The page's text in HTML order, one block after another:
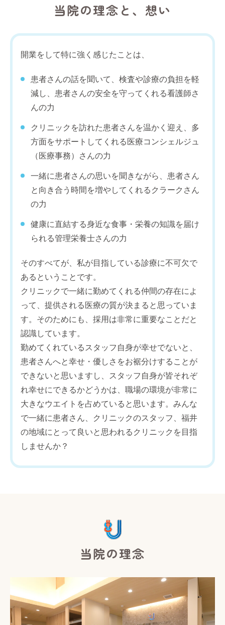
当院の理念と、想い
開業をして特に強く感じたことは、
患者さんの話を聞いて、検査や診療の負担を軽
減し、患者さんの安全を守ってくれる看護師さ
んの力
クリニックを訪れた患者さんを温かく迎え、多
方面をサポートしてくれる医療コンシェルジュ
（医療事務）さんの力
一緒に患者さんの思いを聞きながら、患者さん
と向き合う時間を増やしてくれるクラークさん
の力
健康に直結する身近な食事・栄養の知識を届け
られる管理栄養士さんの力
そのすべてが、私が目指している診療に不可欠で
あるということです。
クリニックで一緒に勤めてくれる仲間の存在によ
って、提供される医療の質が決まると思っていま
す。そのためにも、採用は非常に重要なことだと
認識しています。
勤めてくれているスタッフ自身が幸せでないと、
患者さんへと幸せ・優しさをお裾分けすることが
できないと思いますし、スタッフ自身が皆それぞ
れ幸せにできるかどうかは、職場の環境が非常に
大きなウエイトを占めていると思います。みんな
で一緒に患者さん、クリニックのスタッフ、福井
の地域にとって良いと思われるクリニックを目指
しませんか？
当院の理念